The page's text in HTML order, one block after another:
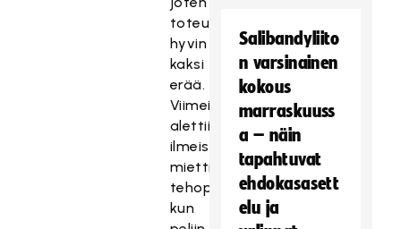
toteutettiinkin
hyvin
kaksi
erää.
Viimeisessä
alettiin
ilmeisesti
miettiä
tehopisteitä,
kun
Salibandyliito
n varsinainen
kokous
marraskuuss
a – näin
tapahtuvat
ehdokasasett
elu ja